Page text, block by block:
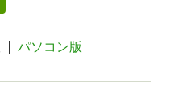
パソコン版